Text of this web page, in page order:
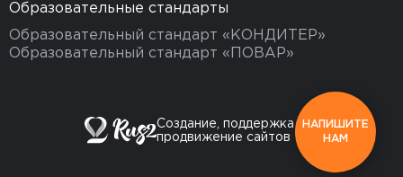
Образовательные стандарты
Образовательный стандарт «КОНДИТЕР»
Образовательный стандарт «ПОВАР»
Создание, поддержка и
продвижение сайтов
НАПИШИТЕ
НАМ